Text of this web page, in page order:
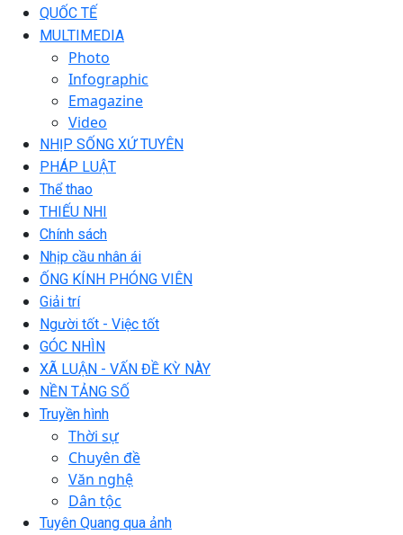
QUỐC TẾ
MULTIMEDIA
Photo
Infographic
Emagazine
Video
NHỊP SỐNG XỨ TUYÊN
PHÁP LUẬT
Thể thao
THIẾU NHI
Chính sách
Nhịp cầu nhân ái
ỐNG KÍNH PHÓNG VIÊN
Giải trí
Người tốt - Việc tốt
GÓC NHÌN
XÃ LUẬN - VẤN ĐỀ KỲ NÀY
NỀN TẢNG SỐ
Truyền hình
Thời sự
Chuyên đề
Văn nghệ
Dân tộc
Tuyên Quang qua ảnh